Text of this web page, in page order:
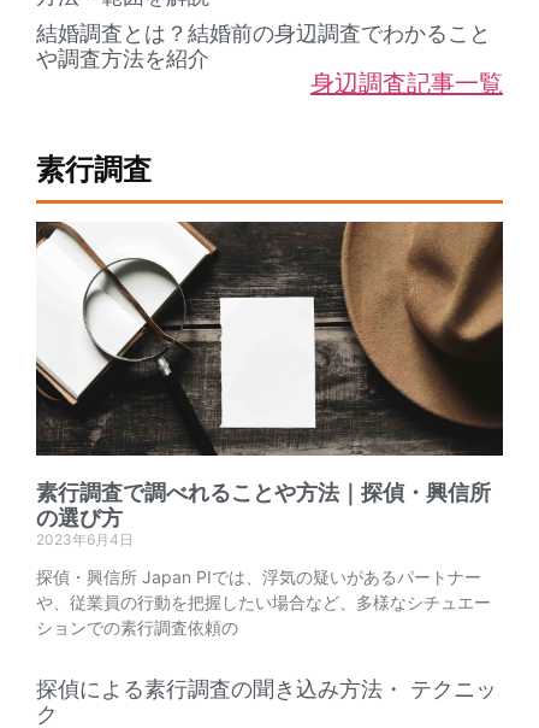
結婚調査とは？結婚前の身辺調査でわかること
や調査方法を紹介
身辺調査記事一覧
素行調査
素行調査で調べれることや方法｜探偵・興信所
の選び方
2023年6月4日
探偵・興信所 Japan PIでは、浮気の疑いがあるパートナー
や、従業員の行動を把握したい場合など、多様なシチュエー
ションでの素行調査依頼の
探偵による素行調査の聞き込み方法・ テクニッ
ク